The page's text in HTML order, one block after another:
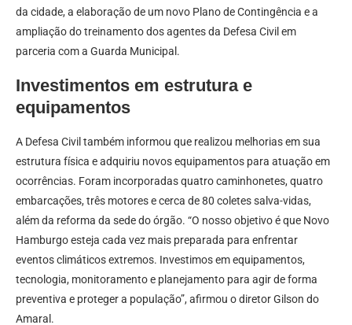
da cidade, a elaboração de um novo Plano de Contingência e a
ampliação do treinamento dos agentes da Defesa Civil em
parceria com a Guarda Municipal.
Investimentos em estrutura e
equipamentos
A Defesa Civil também informou que realizou melhorias em sua
estrutura física e adquiriu novos equipamentos para atuação em
ocorrências. Foram incorporadas quatro caminhonetes, quatro
embarcações, três motores e cerca de 80 coletes salva-vidas,
além da reforma da sede do órgão. “O nosso objetivo é que Novo
Hamburgo esteja cada vez mais preparada para enfrentar
eventos climáticos extremos. Investimos em equipamentos,
tecnologia, monitoramento e planejamento para agir de forma
preventiva e proteger a população”, afirmou o diretor Gilson do
Amaral.